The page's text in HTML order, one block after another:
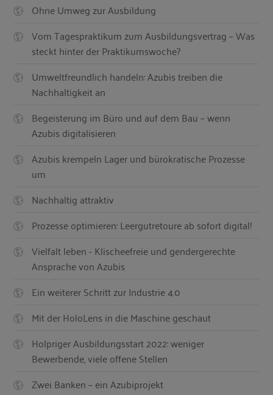
Ohne Umweg zur Ausbildung
Vom Tagespraktikum zum Ausbildungsvertrag – Was
steckt hinter der Praktikumswoche?
Umweltfreundlich handeln: Azubis treiben die
Nachhaltigkeit an
Begeisterung im Büro und auf dem Bau – wenn
Azubis digitalisieren
Azubis krempeln Lager und bürokratische Prozesse
um
Nachhaltig attraktiv
Prozesse optimieren: Leergutretoure ab sofort digital!
Vielfalt leben - Klischeefreie und gendergerechte
Ansprache von Azubis
Ein weiterer Schritt zur Industrie 4.0
Mit der HoloLens in die Maschine geschaut
Holpriger Ausbildungsstart 2022: weniger
Bewerbende, viele offene Stellen
Zwei Banken – ein Azubiprojekt